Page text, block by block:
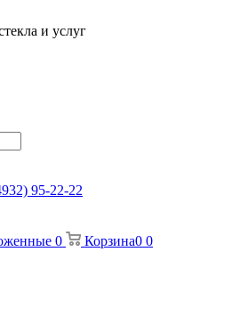
и услуг
95-22-22
0 Корзина0 0